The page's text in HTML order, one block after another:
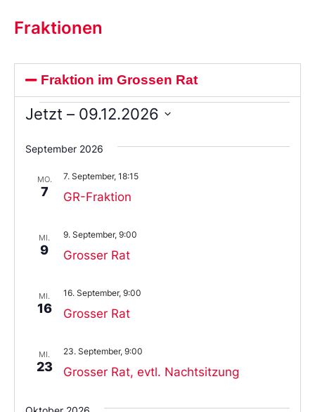
Fraktionen
Fraktion im Grossen Rat
Jetzt – 09.12.2026
Sie
das
aus.
September 2026
MO.
7 GR-Fraktion
7. September, 18:15
MI.
9 Grosser Rat
9. September, 9:00
MI.
16 Grosser Rat
16. September, 9:00
MI.
23 Grosser Rat, evtl. Nachtsitzung
23. September, 9:00